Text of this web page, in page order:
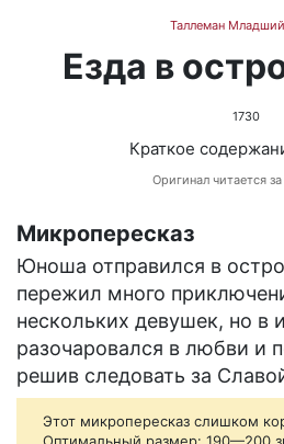
Таллеман
Езда в
1730
Краткое
Оригинал читается
Микропересказ
Юноша отправился в
пережил много
нескольких девушек, но в
разочаровался в любви и
решив следовать за
Этот микропересказ слишком